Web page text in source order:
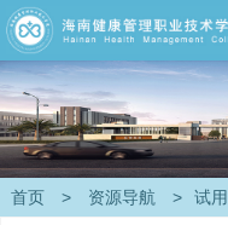
首页 > 资源导航 > 试